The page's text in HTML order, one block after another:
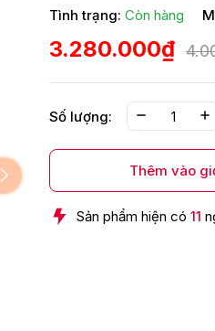
Tình trạng: Còn hàng
3.280.000₫
Số lượng:
Thêm vào
Sản phẩm hiện có 11